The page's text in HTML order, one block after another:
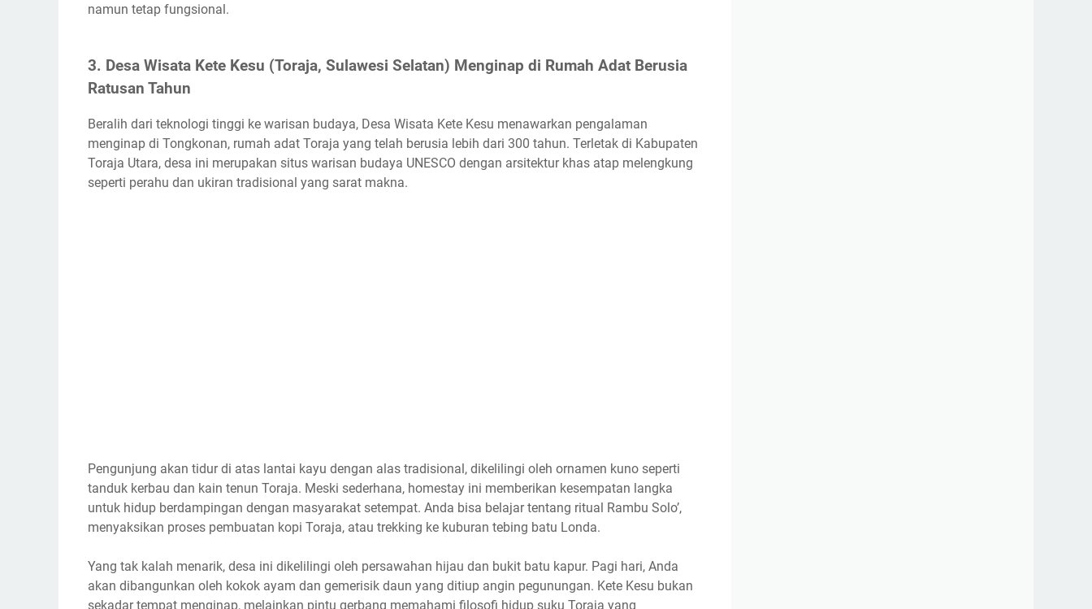
namun tetap fungsional.
3. Desa Wisata Kete Kesu (Toraja, Sulawesi Selatan) Menginap di Rumah Adat Berusia
Ratusan Tahun
Beralih dari teknologi tinggi ke warisan budaya, Desa Wisata Kete Kesu menawarkan pengalaman
menginap di Tongkonan, rumah adat Toraja yang telah berusia lebih dari 300 tahun. Terletak di Kabupaten
Toraja Utara, desa ini merupakan situs warisan budaya UNESCO dengan arsitektur khas atap melengkung
seperti perahu dan ukiran tradisional yang sarat makna.
Pengunjung akan tidur di atas lantai kayu dengan alas tradisional, dikelilingi oleh ornamen kuno seperti
tanduk kerbau dan kain tenun Toraja. Meski sederhana, homestay ini memberikan kesempatan langka
untuk hidup berdampingan dengan masyarakat setempat. Anda bisa belajar tentang ritual Rambu Solo’,
menyaksikan proses pembuatan kopi Toraja, atau trekking ke kuburan tebing batu Londa.
Yang tak kalah menarik, desa ini dikelilingi oleh persawahan hijau dan bukit batu kapur. Pagi hari, Anda
akan dibangunkan oleh kokok ayam dan gemerisik daun yang ditiup angin pegunungan. Kete Kesu bukan
sekadar tempat menginap, melainkan pintu gerbang memahami filosofi hidup suku Toraja yang